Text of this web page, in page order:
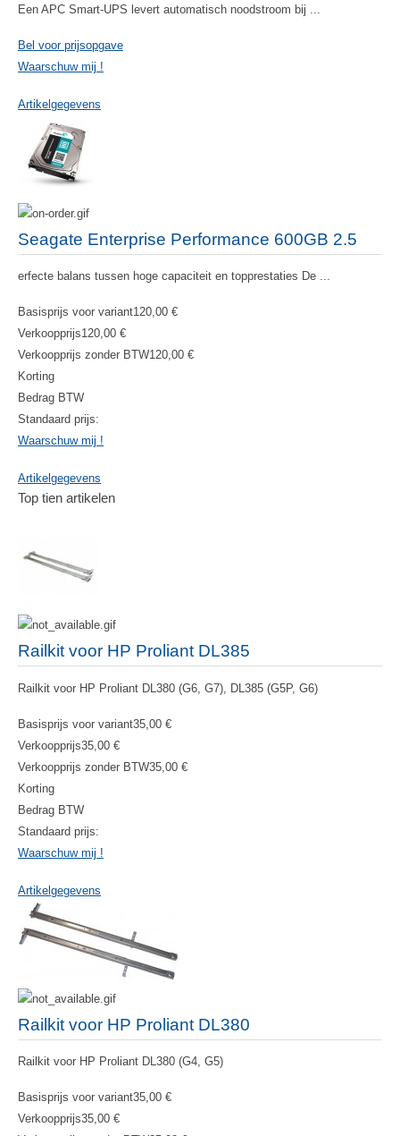
Een APC Smart-UPS levert automatisch noodstroom bij ...
Bel voor prijsopgave
Waarschuw mij !
Artikelgegevens
Seagate Enterprise Performance 600GB 2.5
erfecte balans tussen hoge capaciteit en topprestaties De ...
Basisprijs voor variant120,00 €
Verkoopprijs120,00 €
Verkoopprijs zonder BTW120,00 €
Korting
Bedrag BTW
Standaard prijs:
Waarschuw mij !
Artikelgegevens
Top tien artikelen
Railkit voor HP Proliant DL385
Railkit voor HP Proliant DL380 (G6, G7), DL385 (G5P, G6)
Basisprijs voor variant35,00 €
Verkoopprijs35,00 €
Verkoopprijs zonder BTW35,00 €
Korting
Bedrag BTW
Standaard prijs:
Waarschuw mij !
Artikelgegevens
Railkit voor HP Proliant DL380
Railkit voor HP Proliant DL380 (G4, G5)
Basisprijs voor variant35,00 €
Verkoopprijs35,00 €